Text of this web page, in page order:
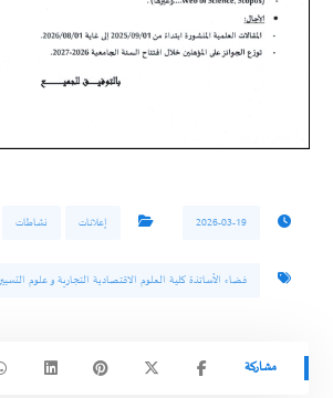
2026-03-19 إعلانات نشاطات
فضاء الأساتذة كلية العلوم الاقتصادية التجارية و علوم